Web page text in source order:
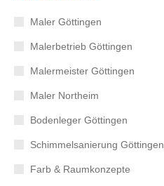
Maler Göttingen
Malerbetrieb Göttingen
Malermeister Göttingen
Maler Northeim
Bodenleger Göttingen
Schimmelsanierung Göttingen
Farb & Raumkonzepte